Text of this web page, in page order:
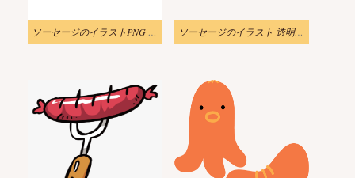
ソーセージのイラストPNG 無料 ソーセージのイラスト 透明な背景 2